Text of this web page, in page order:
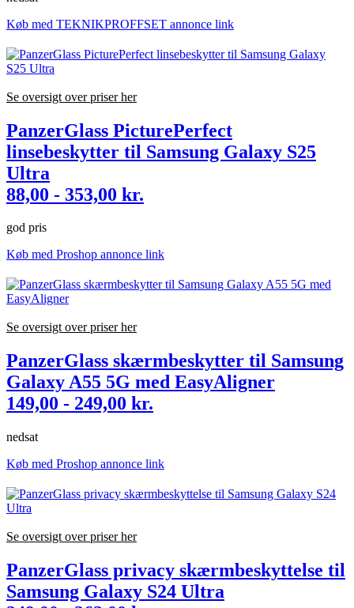
Køb med TEKNIKPROFFSET annonce link
Se oversigt over priser her
PanzerGlass PicturePerfect
linsebeskytter til Samsung Galaxy S25
Ultra
88,00 - 353,00 kr.
god pris
Køb med Proshop annonce link
Se oversigt over priser her
PanzerGlass skærmbeskytter til Samsung
Galaxy A55 5G med EasyAligner
149,00 - 249,00 kr.
nedsat
Køb med Proshop annonce link
Se oversigt over priser her
PanzerGlass privacy skærmbeskyttelse til
Samsung Galaxy S24 Ultra